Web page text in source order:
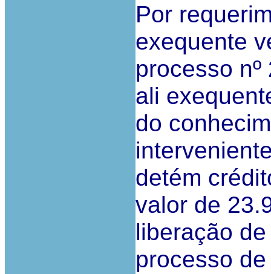
Por
exequente
processo
ali
do
detém
valor de
liberação
processo